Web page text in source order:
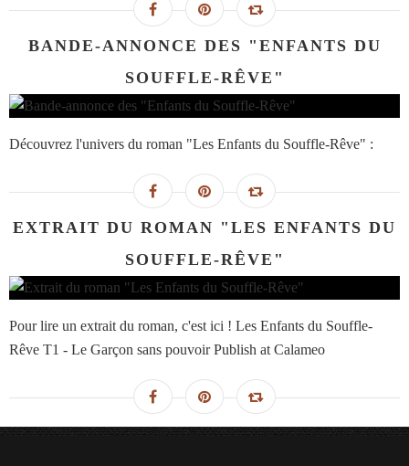
BANDE-ANNONCE DES "ENFANTS DU
SOUFFLE-RÊVE"
Découvrez l'univers du roman "Les Enfants du Souffle-Rêve" :
EXTRAIT DU ROMAN "LES ENFANTS DU
SOUFFLE-RÊVE"
Pour lire un extrait du roman, c'est ici ! Les Enfants du Souffle-
Rêve T1 - Le Garçon sans pouvoir Publish at Calameo